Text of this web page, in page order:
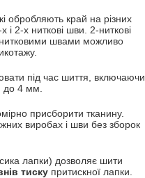
обробляють край на різних
2-х ниткові шви. 2-ниткові
нитковими швами можливо
під час шиття, включаючи
до 4 мм.
присборити тканину.
виробах і шви без зборок
лапки) дозволяє шити
тиску притискної лапки.